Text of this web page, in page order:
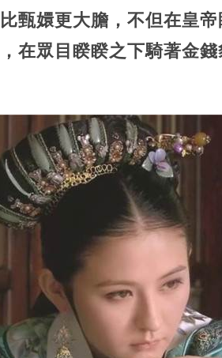
甄嬛更大膽，不但在皇帝
在眾目睽睽之下騎著金